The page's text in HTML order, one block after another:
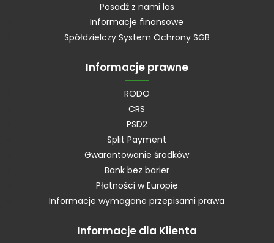
Posadź z nami las
Informacje finansowe
Spółdzielczy System Ochrony SGB
Informacje prawne
RODO
CRS
PSD2
Split Payment
Gwarantowanie środków
Bank bez barier
Płatności w Europie
Informacje wymagane przepisami prawa
Informacje dla Klienta